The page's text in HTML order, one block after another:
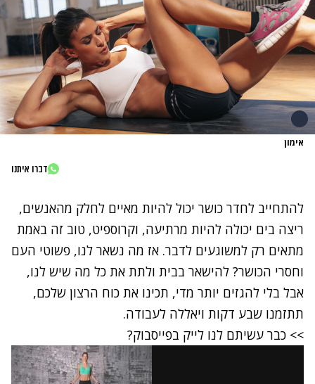
אימון
דברו איתנו
להתחייב לחדר כושר יכול להיות מאיים לחלק מהאנשים,
ריצה בים יכולה להיות מרתיעה, וקרוספיט, טוב זה באמת
מתאים רק למשוגעים לדבר. אז מה נשאר לנו, פשוטי העם
וחסרי הכושר? להישאר בבית ולתת את כל מה שיש לנו,
אבל בלי להגזים יותר מדי, תכינו את כוח הרצון שלכם,
תתזמנו שבע דקות ויאללה לעבודה.
>> כבר עשיתם לנו לייק בפייסבוק?